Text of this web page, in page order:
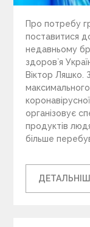
Про потребу
поставитися
недавньому
здоров`я
Віктор Ляшко.
організовує
продуктів
більше